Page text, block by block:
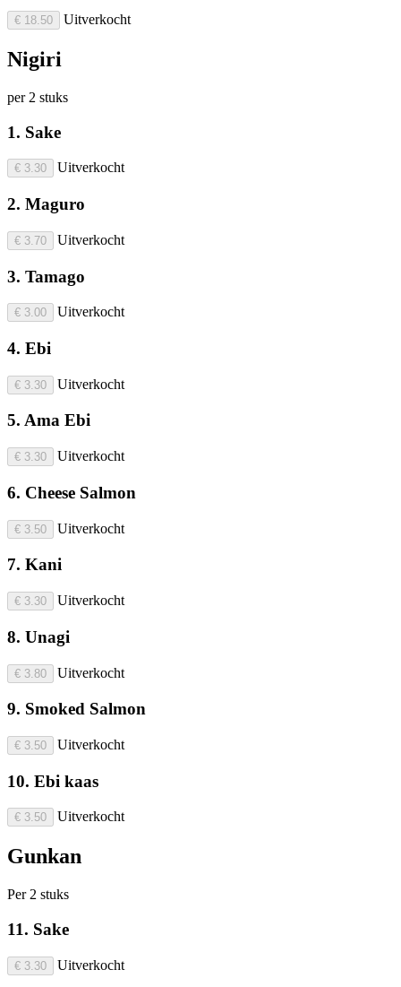
€ 18.50 Uitverkocht
Nigiri
per 2 stuks
1. Sake
€ 3.30 Uitverkocht
2. Maguro
€ 3.70 Uitverkocht
3. Tamago
€ 3.00 Uitverkocht
4. Ebi
€ 3.30 Uitverkocht
5. Ama Ebi
€ 3.30 Uitverkocht
6. Cheese Salmon
€ 3.50 Uitverkocht
7. Kani
€ 3.30 Uitverkocht
8. Unagi
€ 3.80 Uitverkocht
9. Smoked Salmon
€ 3.50 Uitverkocht
10. Ebi kaas
€ 3.50 Uitverkocht
Gunkan
Per 2 stuks
11. Sake
€ 3.30 Uitverkocht